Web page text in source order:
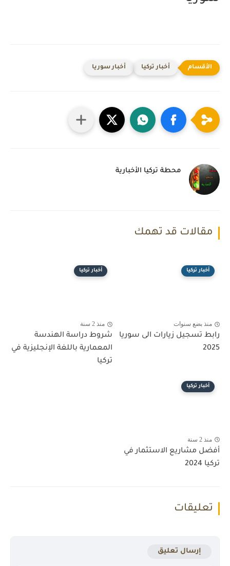
أخبار تركيا أخبار سوريا
محطة تركيا الأخبارية
مقالات قد تهمك
أخبار تركيا
منذ بضع سنوات
رابط تسجيل زيارات الى سوريا
2025
أخبار تركيا
منذ 2 سنة
شروط دراسة الهندسة
المعمارية باللغة الإنجليزية في
تركيا
أخبار تركيا
منذ 2 سنة
أفضل مشاريع الاستثمار في
تركيا 2024
تعليقات
إرسال تعليق